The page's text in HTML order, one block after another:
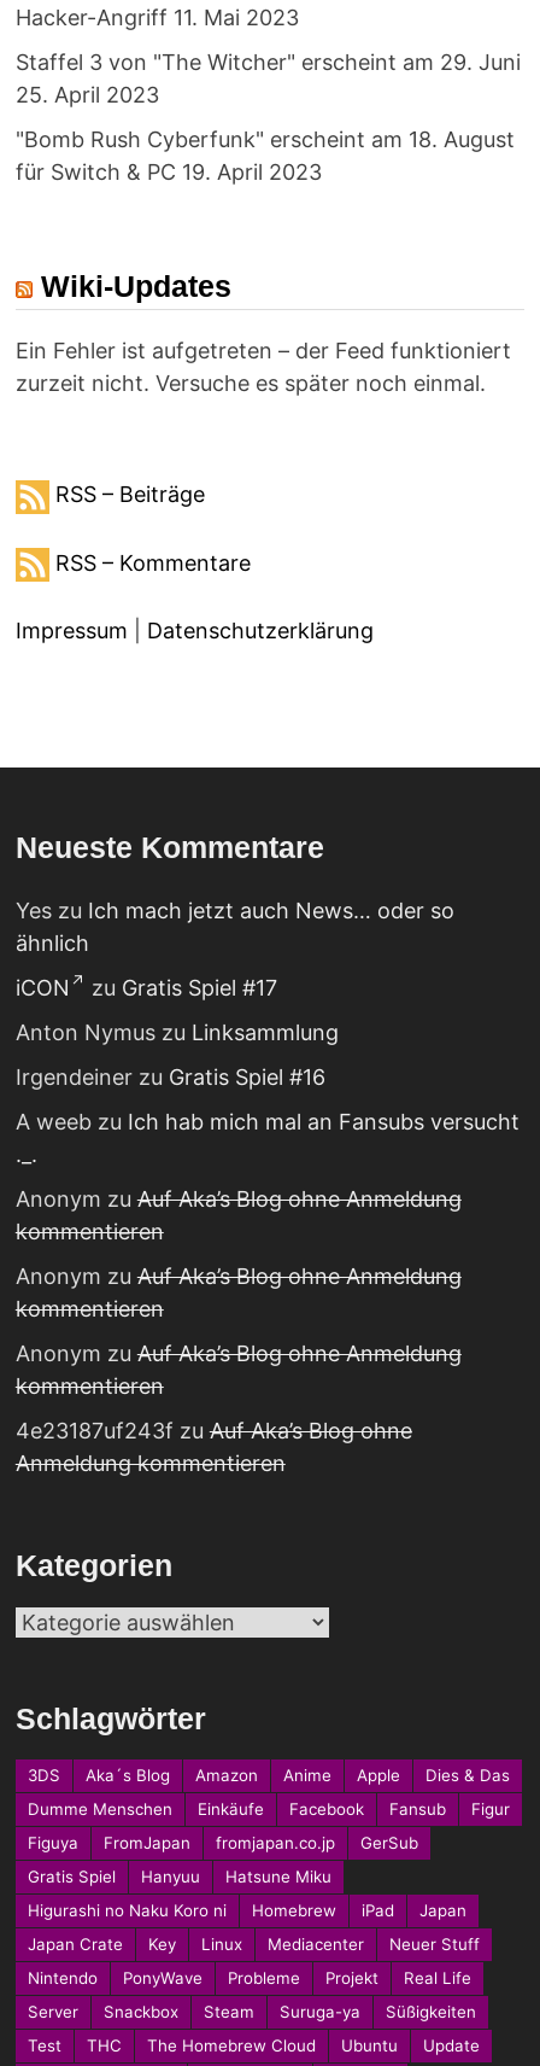
Hacker-Angriff 11. Mai 2023
Staffel 3 von "The Witcher" erscheint am 29. Juni
25. April 2023
"Bomb Rush Cyberfunk" erscheint am 18. August
für Switch & PC 19. April 2023
Wiki-Updates
Ein Fehler ist aufgetreten – der Feed funktioniert
zurzeit nicht. Versuche es später noch einmal.
RSS – Beiträge
RSS – Kommentare
Impressum Datenschutzerklärung
Neueste Kommentare
Yeszu Ich mach jetzt auch News… oder so
ähnlich
iCON
zu Gratis Spiel #17
Anton Nymuszu Linksammlung
Irgendeinerzu Gratis Spiel #16
A weebzu Ich hab mich mal an Fansubs versucht
._.
Anonym zuAuf Aka’s Blog ohne Anmeldung
kommentieren
Anonym zuAuf Aka’s Blog ohne Anmeldung
kommentieren
Anonym zuAuf Aka’s Blog ohne Anmeldung
kommentieren
4e23187uf243f zuAuf Aka’s Blog ohne
Anmeldung kommentieren
Kategorien
Kategorien
Schlagwörter
3DS Aka´s Blog Amazon Anime Apple
Dies & Das
Dumme Menschen
Einkäufe Facebook Fansub
Figur
Figuya
FromJapan fromjapan.co.jp
GerSub
Gratis Spiel
Hanyuu
Hatsune Miku
Higurashi no Naku Koro ni
Homebrew iPad
Japan
Japan Crate
Key Linux Mediacenter
Neuer Stuff
Nintendo
PonyWave Probleme Projekt
Real Life
Server
Snackbox Steam Suruga-ya
Süßigkeiten
Test
THC The Homebrew Cloud Ubuntu Update